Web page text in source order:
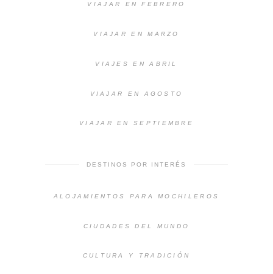
VIAJAR EN FEBRERO
VIAJAR EN MARZO
VIAJES EN ABRIL
VIAJAR EN AGOSTO
VIAJAR EN SEPTIEMBRE
DESTINOS POR INTERÉS
ALOJAMIENTOS PARA MOCHILEROS
CIUDADES DEL MUNDO
CULTURA Y TRADICIÓN